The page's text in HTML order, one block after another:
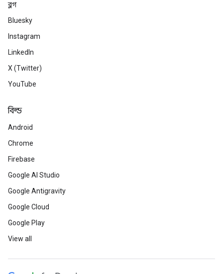
ব্লগ
Bluesky
Instagram
LinkedIn
X (Twitter)
YouTube
বিল্ড
Android
Chrome
Firebase
Google AI Studio
Google Antigravity
Google Cloud
Google Play
View all